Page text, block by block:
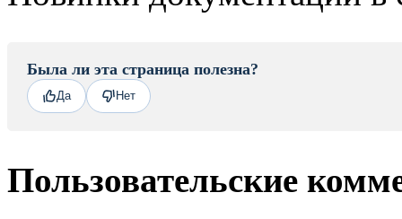
Была ли эта страница полезна?
Да Нет
Пользовательские